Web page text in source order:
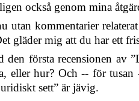
också genom mina
utan kommentarier
gläder mig att du har ett
den första recensionen av
eller hur? Och -- för
sett” är jävig.